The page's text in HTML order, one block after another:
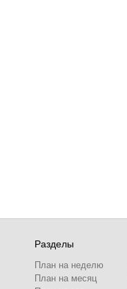
Разделы
План на неделю
План на месяц